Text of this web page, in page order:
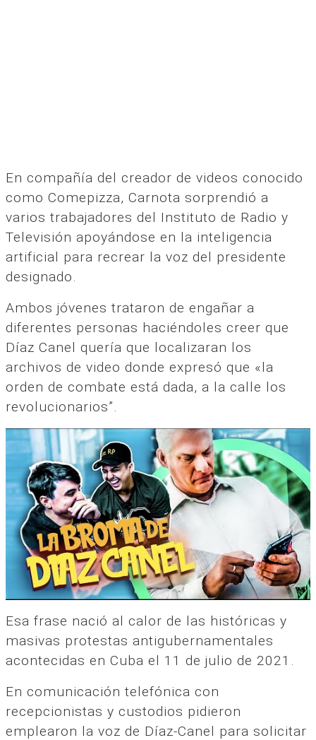
En compañía del creador de videos conocido
como Comepizza, Carnota sorprendió a
varios trabajadores del Instituto de Radio y
Televisión apoyándose en la inteligencia
artificial para recrear la voz del presidente
designado.
Ambos jóvenes trataron de engañar a
diferentes personas haciéndoles creer que
Díaz Canel quería que localizaran los
archivos de video donde expresó que «la
orden de combate está dada, a la calle los
revolucionarios”.
Esa frase nació al calor de las históricas y
masivas protestas antigubernamentales
acontecidas en Cuba el 11 de julio de 2021.
En comunicación telefónica con
recepcionistas y custodios pidieron
emplearon la voz de Díaz-Canel para solicitar